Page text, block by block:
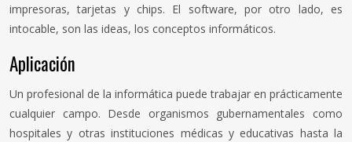
impresoras, tarjetas y chips. El software, por otro lado, es
intocable, son las ideas, los conceptos informáticos.
Aplicación
Un profesional de la informática puede trabajar en prácticamente
cualquier campo. Desde organismos gubernamentales como
hospitales y otras instituciones médicas y educativas hasta la